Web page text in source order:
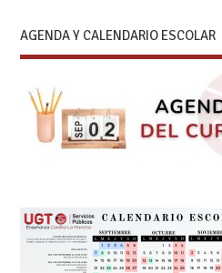
AGENDA Y CALENDARIO ESCOLAR